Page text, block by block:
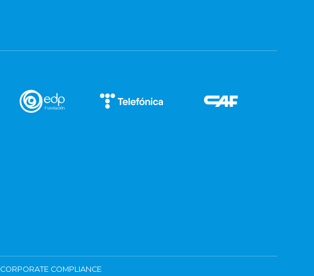
CORPORATE COMPLIANCE